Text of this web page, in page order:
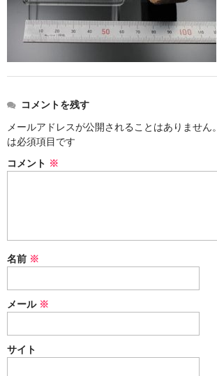
ストラップ付き
セット
ふた付き
単品
パーツ
アウトレット
コメントを残す
メールアドレスが公開されることはありません。
は必須項目です
コメント ※
名前 ※
メール ※
サイト